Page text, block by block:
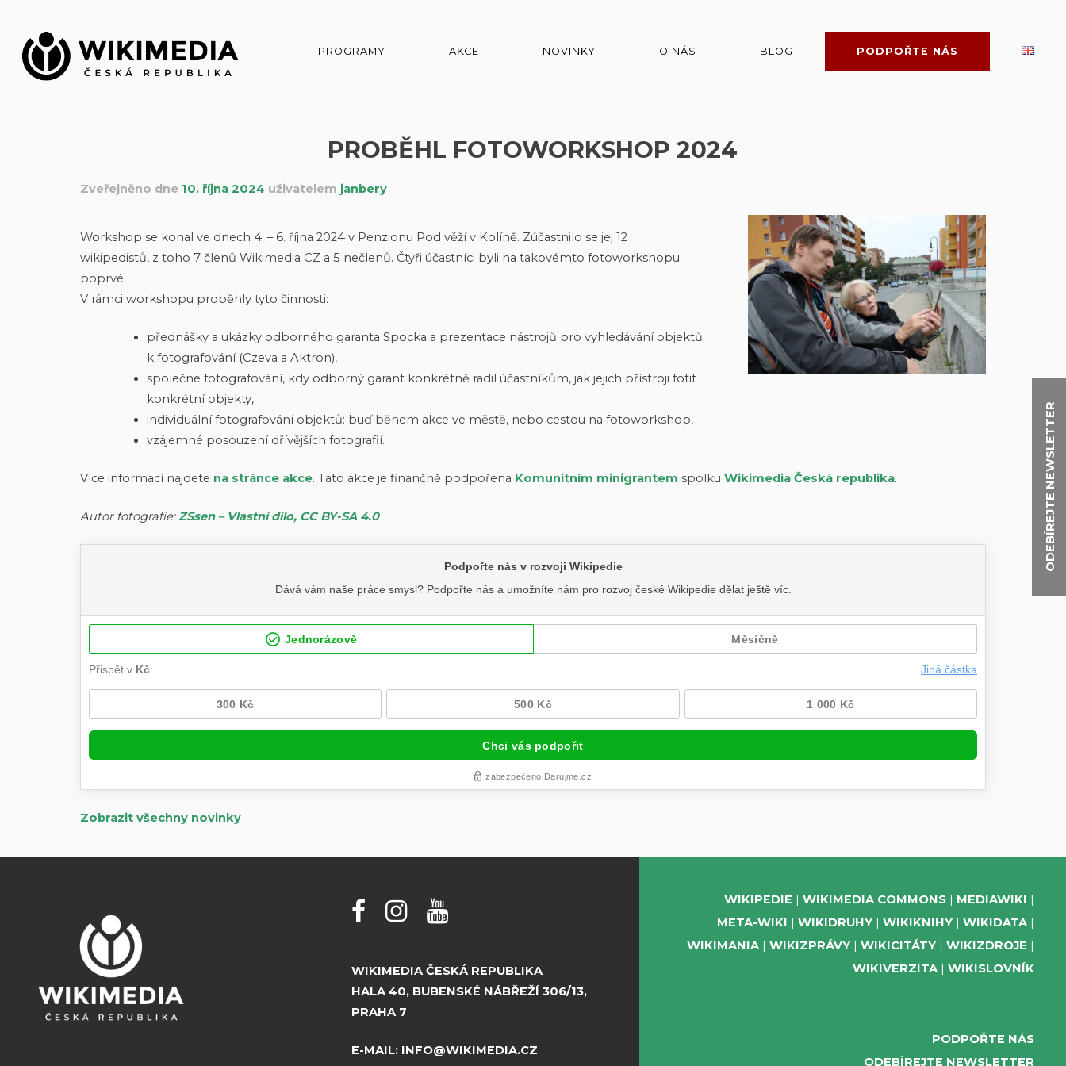
ODEBÍREJTE NEWSLETTER
obsah
PROGRAMY AKCE NOVINKY O NÁS BLOG PODPOŘTE NÁS
PROBĚHL FOTOWORKSHOP 2024
Zveřejněno dne 10. října 2024 uživatelem janbery
Workshop se konal ve dnech 4. – 6. října 2024 v Penzionu Pod věží v Kolíně. Zúčastnilo se jej 12
wikipedistů, z toho 7 členů Wikimedia CZ a 5 nečlenů. Čtyři účastníci byli na takovémto fotoworkshopu
poprvé.
V rámci workshopu proběhly tyto činnosti:
přednášky a ukázky odborného garanta Spocka a prezentace nástrojů pro vyhledávání objektů
k fotografování (Czeva a Aktron),
společné fotografování, kdy odborný garant konkrétně radil účastníkům, jak jejich přístroji fotit
konkrétní objekty,
individuální fotografování objektů: buď během akce ve městě, nebo cestou na fotoworkshop,
vzájemné posouzení dřívějších fotografií.
Více informací najdete na stránce akce. Tato akce je finančně podpořena Komunitním minigrantem spolku Wikimedia Česká republika.
Autor fotografie:ZSsen – Vlastní dílo, CC BY-SA 4.0
Zobrazit všechny novinky
WIKIMEDIA ČESKÁ REPUBLIKA
HALA 40, BUBENSKÉ NÁBŘEŽÍ 306/13,
PRAHA 7
E-MAIL: INFO@WIKIMEDIA.CZ
WIKIPEDIE WIKIMEDIA COMMONS
MEDIAWIKI
META-WIKI
WIKIDRUHY WIKIKNIHY
WIKIDATA
WIKIMANIA
WIKIZPRÁVY WIKICITÁTY
WIKIZDROJE
WIKIVERZITA
WIKISLOVNÍK
PODPOŘTE NÁS
ODEBÍREJTE NEWSLETTER